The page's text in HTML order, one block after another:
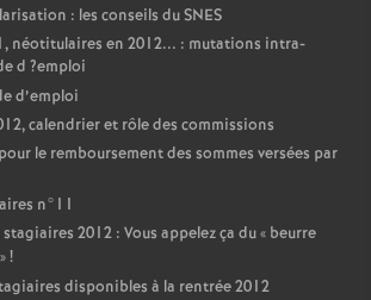
: les conseils duSNES
néotitulaires en 2012... : mutations intra-
d ?emploi
d’emploi
calendrier et rôle des commissions
le remboursement des sommes versées par
n°11
2012 : Vous appelez ça du « beurre
»!
disponibles à la rentrée 2012